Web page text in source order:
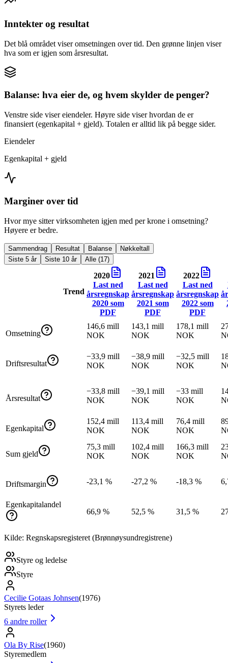
Inntekter og resultat
Det blå området viser omsetningen over tid. Den grønne linjen viser
hva som er igjen som årsresultat.
Balanse: hva eier de, og hvem skylder de penger?
Venstre side viser eiendeler. Høyre side viser hvordan de er
finansiert (egenkapital + gjeld). Totalen er alltid lik på begge sider.
Eiendeler
Egenkapital + gjeld
Marginer over tid
Hvor mye sitter virksomheten igjen med per krone i omsetning?
Høyere er bedre.
Sammendrag Resultat Balanse
Nøkkeltall
Siste 5 år
Siste 10 år Alle (17)
Trend
2020
Last ned
årsregnskap
2020som
PDF
2021
Last ned
årsregnskap
2021 som
PDF
2022
Last ned
årsregnskap
2022som
PDF
Omsetning
146,6 mill
NOK
143,1 mill
NOK
178,1 mill
NOK
Driftsresultat
−33,9 mill
NOK
−38,9 mill
NOK
−32,5 mill
NOK
Årsresultat
−33,8 mill
NOK
−39,1 mill
NOK
−33 mill
NOK
Egenkapital
152,4 mill
NOK
113,4 mill
NOK
76,4 mill
NOK
Sum gjeld
75,3 mill
NOK
102,4 mill
NOK
166,3 mill
NOK
Driftsmargin -23,1 % -27,2 % -18,3 %
Egenkapitalandel
66,9 %
52,5 % 31,5 %
Kilde: Regnskapsregisteret (Brønnøysundregistrene)
Styre og ledelse
Styre
Cecilie Gotaas Johnsen(1976)
Styrets leder
6 andre roller
Ola By Rise(1960)
Styremedlem